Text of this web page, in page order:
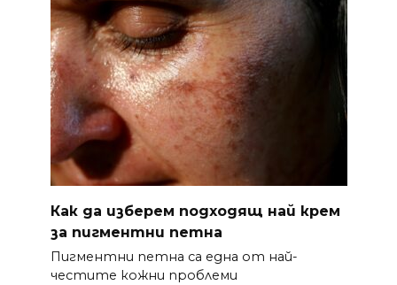
Как да изберем подходящ най крем
за пигментни петна
Пигментни петна са една от най-
честите кожни проблеми